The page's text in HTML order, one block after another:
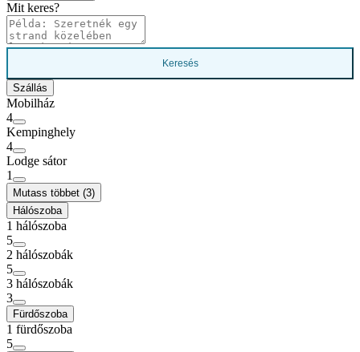
Mit keres?
Keresés
Szállás
Mobilház
4
Kempinghely
4
Lodge sátor
1
Mutass többet (3)
Hálószoba
1 hálószoba
5
2 hálószobák
5
3 hálószobák
3
Fürdőszoba
1 fürdőszoba
5